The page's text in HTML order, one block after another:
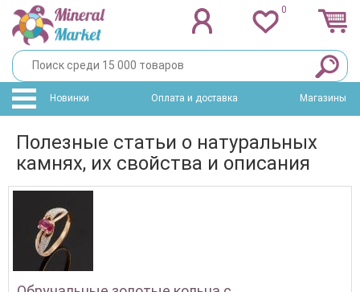
0
Новинки Оплата и доставка Магазины
Полезные статьи о натуральных
камнях, их свойства и описания